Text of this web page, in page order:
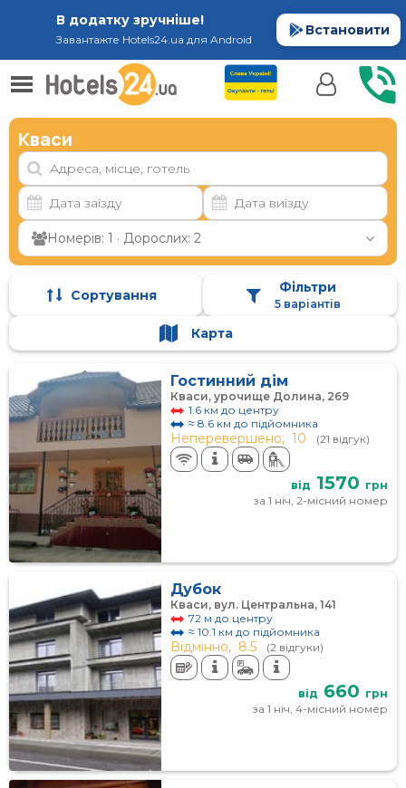
В додатку зручніше!
Завантажте Hotels24.ua для Android
Встановити
Кваси
Номерів: 1 · Дорослих: 2
Сортування Фільтри
5 варіантів
Карта
Гостинний дім
Кваси, урочище Долина, 269
1.6 км до центру
≈ 8.6 км до підйомника
Неперевершено, 10 (21 відгук)
від 1570 грн
за 1 ніч, 2-місний номер
Дубок
Кваси, вул. Центральна, 141
72 м до центру
≈ 10.1 км до підйомника
Відмінно, 8.5 (2 відгуки)
від 660 грн
за 1 ніч, 4-місний номер